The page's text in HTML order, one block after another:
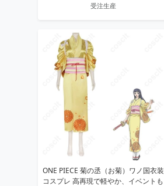
受注生産
ONE PIECE 菊の丞（お菊）ワノ国衣装
コスプレ 高再現で軽やか、イベントも